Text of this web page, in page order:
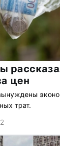
цен
трат.
2